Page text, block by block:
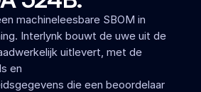
machineleesbare SBOM in
Interlynk bouwt de uwe uit de
uitlevert, met de
en
die een beoordelaar